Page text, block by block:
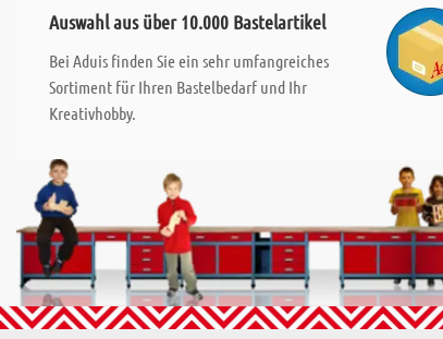
Auswahl aus über 10.000 Bastelartikel
Bei Aduis finden Sie ein sehr umfangreiches
Sortiment für Ihren Bastelbedarf und Ihr
Kreativhobby.